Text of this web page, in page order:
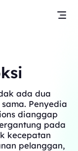
ada dua
Penyedia
dianggap
pada
kecepatan
pelanggan,